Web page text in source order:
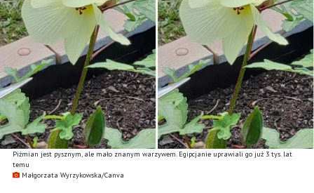
Piżmian jest pysznym, ale mało znanym warzywem. Egipcjanie uprawiali go już 3 tys. lat
temu
Małgorzata Wyrzykowska/Canva